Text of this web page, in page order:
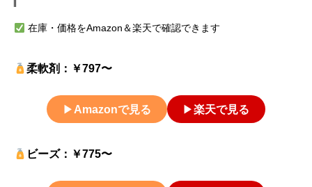
在庫・価格をAmazon＆楽天で確認できます
柔軟剤：￥797〜
▶ Amazonで見る ▶楽天で見る
ビーズ：￥775〜